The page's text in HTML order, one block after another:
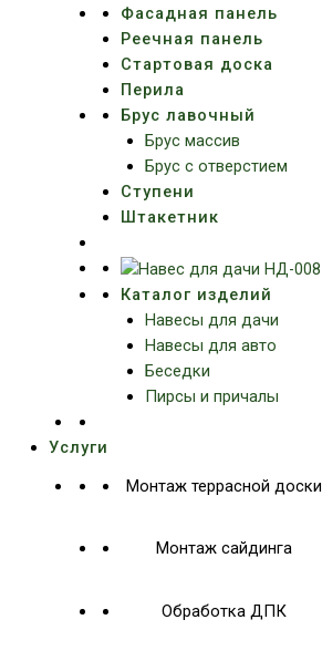
Фасадная панель
Реечная панель
Стартовая доска
Перила
Брус лавочный
Брус массив
Брус с отверстием
Ступени
Штакетник
Каталог изделий
Навесы для дачи
Навесы для авто
Беседки
Пирсы и причалы
Услуги
Монтаж террасной доски
Монтаж сайдинга
Обработка ДПК